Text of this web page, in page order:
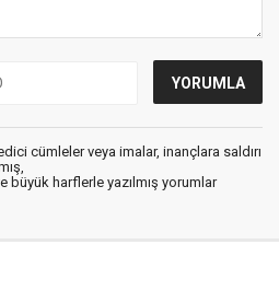
cümleler veya imalar, inançlara saldırı
büyük harflerle yazılmış yorumlar